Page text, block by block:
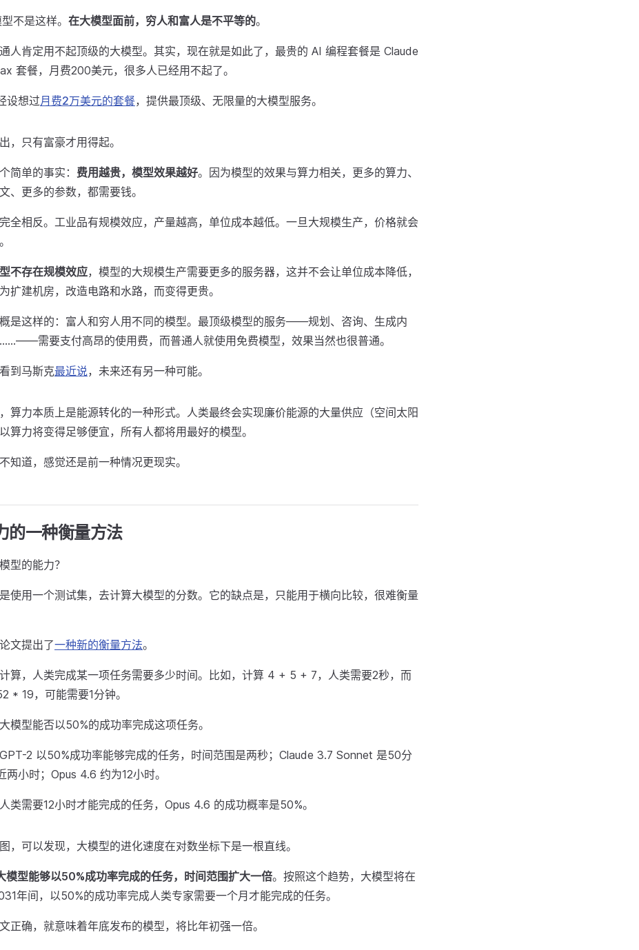
不是这样。 在大模型面前，穷人和富人是不平等的。
人肯定用不起顶级的大模型。其实，现在就是如此了，最贵的 AI 编程套餐是 Claude
套餐，月费200美元，很多人已经用不起了。
设想过月费2万美元的套餐，提供最顶级、无限量的大模型服务。
，只有富豪才用得起。
简单的事实： 费用越贵，模型效果越好。因为模型的效果与算力相关，更多的算力、
、更多的参数，都需要钱。
全相反。工业品有规模效应，产量越高，单位成本越低。一旦大规模生产，价格就会
不存在规模效应，模型的大规模生产需要更多的服务器，这并不会让单位成本降低，
扩建机房，改造电路和水路，而变得更贵。
是这样的：富人和穷人用不同的模型。最顶级模型的服务——规划、咨询、生成内
需要支付高昂的使用费，而普通人就使用免费模型，效果当然也很普通。
到马斯克最近说，未来还有另一种可能。
算力本质上是能源转化的一种形式。人类最终会实现廉价能源的大量供应（空间太阳
算力将变得足够便宜，所有人都将用最好的模型。
知道，感觉还是前一种情况更现实。
的一种衡量方法
型的能力？
使用一个测试集，去计算大模型的分数。它的缺点是，只能用于横向比较，很难衡量
文提出了一种新的衡量方法。
算，人类完成某一项任务需要多少时间。比如，计算 4 + 5 + 7，人类需要2秒，而
* 19，可能需要1分钟。
模型能否以50%的成功率完成这项任务。
2 以50%成功率能够完成的任务，时间范围是两秒；Claude 3.7 Sonnet 是50分
两小时；Opus 4.6 约为12小时。
类需要12小时才能完成的任务，Opus 4.6 的成功概率是50%。
，可以发现，大模型的进化速度在对数坐标下是一根直线。
模型能够以50%成功率完成的任务，时间范围扩大一倍。按照这个趋势，大模型将在
年间，以50%的成功率完成人类专家需要一个月才能完成的任务。
正确，就意味着年底发布的模型，将比年初强一倍。